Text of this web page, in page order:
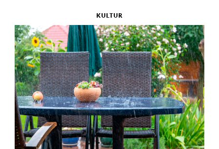
KULTUR